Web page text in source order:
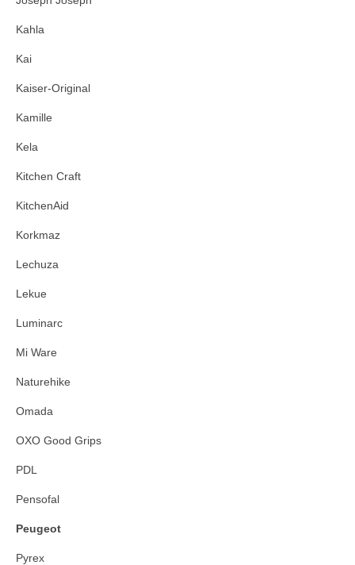
Kahla
Kai
Kaiser-Original
Kamille
Kela
Kitchen Craft
KitchenAid
Korkmaz
Lechuza
Lekue
Luminarc
Mi Ware
Naturehike
Omada
OXO Good Grips
PDL
Pensofal
Peugeot
Pyrex